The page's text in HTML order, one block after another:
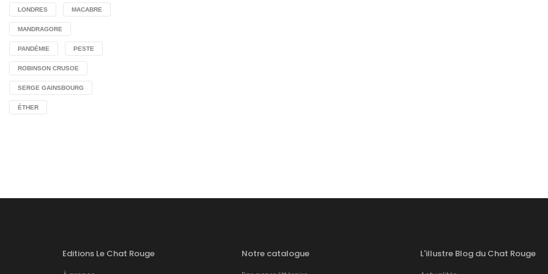
LONDRES MACABRE
MANDRAGORE
PANDÉMIE PESTE
ROBINSON CRUSOE
SERGE GAINSBOURG
ÉTHER
Editions Le Chat Rouge Notre catalogue L'illustre Blog du Chat Rouge